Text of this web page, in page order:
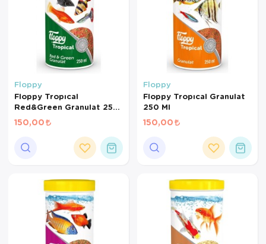
Floppy
Floppy Tropıcal
Red&Green Granulat 250
Ml
150,00
Floppy
Floppy Tropıcal Granulat
250 Ml
150,00